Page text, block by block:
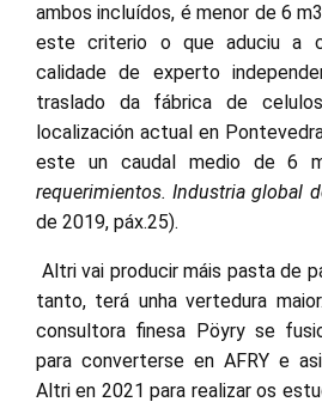
ambos incluídos, é menor de 6
este criterio o que aduciu a
calidade de experto
traslado da fábrica de
localización actual en
este un caudal medio de 6
requerimientos. Industria global
de 2019, páx.25).
Altri vai producir máis pasta de
tanto, terá unha vertedura
consultora finesa Pöyry se
para converterse en AFRY e
Altri en 2021 para realizar os